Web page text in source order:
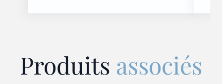
Produits associés